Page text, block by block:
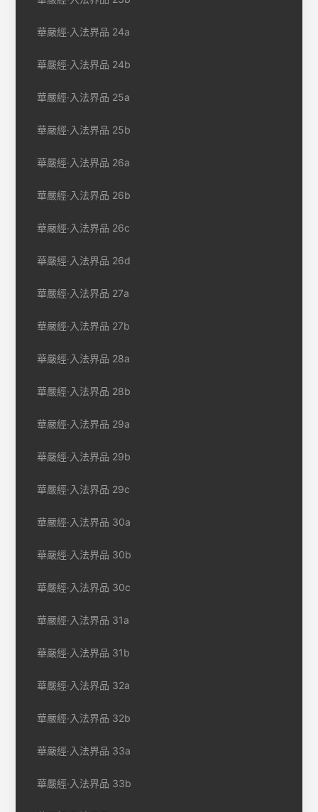
華嚴經‧入法界品 24a
華嚴經‧入法界品 24b
華嚴經‧入法界品 25a
華嚴經‧入法界品 25b
華嚴經‧入法界品 26a
華嚴經‧入法界品 26b
華嚴經‧入法界品 26c
華嚴經‧入法界品 26d
華嚴經‧入法界品 27a
華嚴經‧入法界品 27b
華嚴經‧入法界品 28a
華嚴經‧入法界品 28b
華嚴經‧入法界品 29a
華嚴經‧入法界品 29b
華嚴經‧入法界品 29c
華嚴經‧入法界品 30a
華嚴經‧入法界品 30b
華嚴經‧入法界品 30c
華嚴經‧入法界品 31a
華嚴經‧入法界品 31b
華嚴經‧入法界品 32a
華嚴經‧入法界品 32b
華嚴經‧入法界品 33a
華嚴經‧入法界品 33b